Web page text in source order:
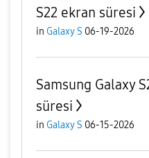
S22 ekran süresi
in Galaxy S 06-19-2026
Samsung Galaxy
süresi
in Galaxy S 06-15-2026